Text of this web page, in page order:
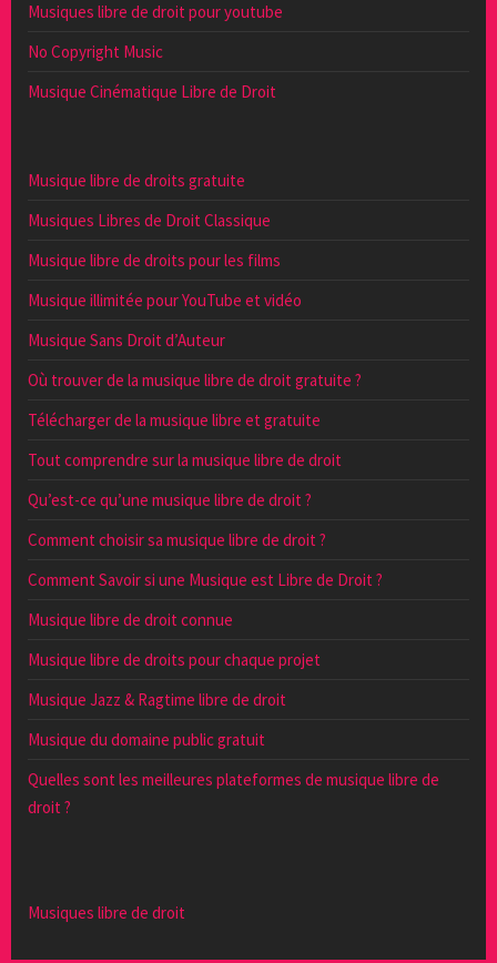
Musiques libre de droit pour youtube
No Copyright Music
Musique Cinématique Libre de Droit
Musique libre de droits gratuite
Musiques Libres de Droit Classique
Musique libre de droits pour les films
Musique illimitée pour YouTube et vidéo
Musique Sans Droit d’Auteur
Où trouver de la musique libre de droit gratuite ?
Télécharger de la musique libre et gratuite
Tout comprendre sur la musique libre de droit
Qu’est-ce qu’une musique libre de droit ?
Comment choisir sa musique libre de droit ?
Comment Savoir si une Musique est Libre de Droit ?
Musique libre de droit connue
Musique libre de droits pour chaque projet
Musique Jazz & Ragtime libre de droit
Musique du domaine public gratuit
Quelles sont les meilleures plateformes de musique libre de
droit ?
Musiques libre de droit